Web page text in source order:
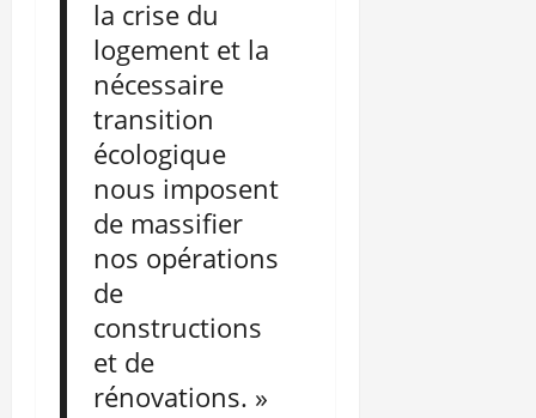
la crise du
logement et la
nécessaire
transition
écologique
nous imposent
de massifier
nos opérations
de
constructions
et de
rénovations. »